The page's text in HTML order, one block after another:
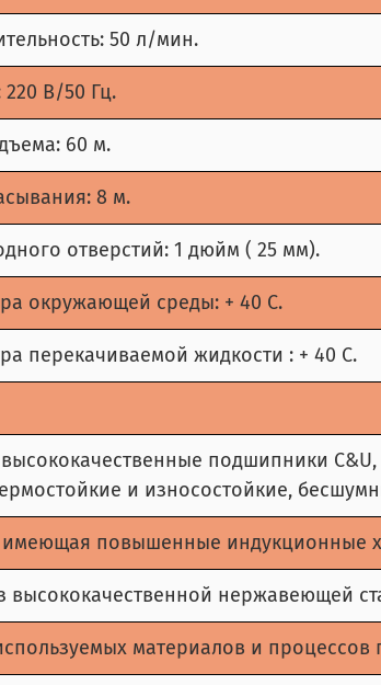
50 л/мин.
В/50 Гц.
60 м.
8 м.
отверстий: 1 дюйм ( 25 мм).
окружающей среды: + 40 С.
перекачиваемой жидкости : + 40 С.
подшипники
и износостойкие,
имеющая повышенные индукционные
высококачественной нержавеющей
материалов и процессов